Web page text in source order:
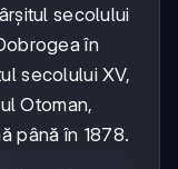
secolului
în
secolului XV,
Otoman,
până în 1878.